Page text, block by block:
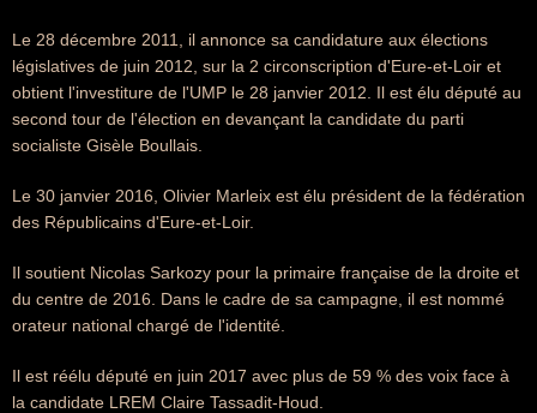
Le 28 décembre 2011, il annonce sa candidature aux élections
législatives de juin 2012, sur la 2 circonscription d'Eure-et-Loir et
obtient l'investiture de l'UMP le 28 janvier 2012. Il est élu député au
second tour de l'élection en devançant la candidate du parti
socialiste Gisèle Boullais.
Le 30 janvier 2016, Olivier Marleix est élu président de la fédération
des Républicains d'Eure-et-Loir.
Il soutient Nicolas Sarkozy pour la primaire française de la droite et
du centre de 2016. Dans le cadre de sa campagne, il est nommé
orateur national chargé de l'identité.
Il est réélu député en juin 2017 avec plus de 59 % des voix face à
la candidate LREM Claire Tassadit-Houd.